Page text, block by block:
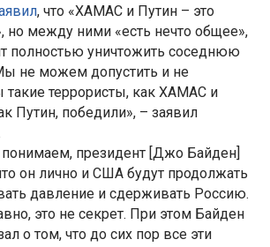
, что «ХАМАС и Путин – это
но между ними «есть нечто общее»,
полностью уничтожить соседнюю
не можем допустить и не
такие террористы, как ХАМАС и
Путин, победили», – заявил
президент [Джо Байден]
он лично и США будут продолжать
давление и сдерживать Россию.
это не секрет. При этом Байден
о том, что до сих пор все эти